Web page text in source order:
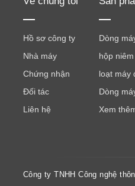
Hồ sơ công ty
Nhà máy
Chứng nhận
Đối tác
Liên hệ
Dòng
hộp
loạt máy
Dòng
Xem
Công ty TNHH Công nghệ